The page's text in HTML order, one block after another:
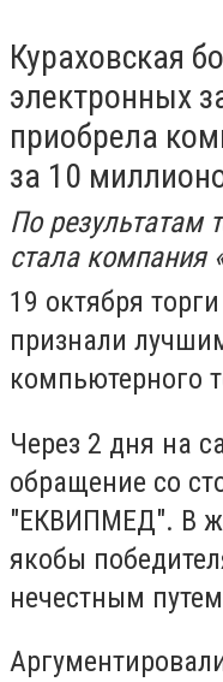
Кураховская
электронных
приобрела
за 10
По результатам
стала компания
19 октября
признали
компьютерного
Через 2 дня на
обращение со
"ЕКВИПМЕД". В
якобы
нечестным